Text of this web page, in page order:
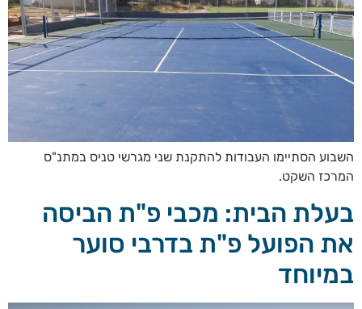
השבוע הסתיימו העבודות להתקנת שני מגרשי טניס במתנ"ס
המרכז השקט.
בעלת הבית: מכבי פ"ת הביסה
את הפועל פ"ת בדרבי סוער
במיוחד